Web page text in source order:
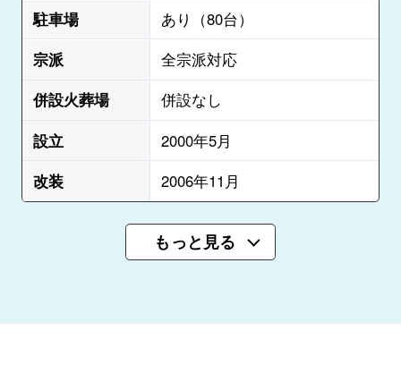
駐車場
あり（80台）
宗派
全宗派対応
併設火葬場
併設なし
設立
2000年5月
改装
2006年11月
もっと見る